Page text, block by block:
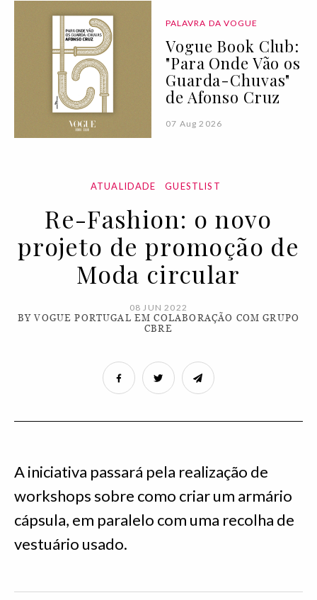
PALAVRA DA VOGUE
Vogue Book Club:
"Para Onde Vão os
Guarda-Chuvas"
de Afonso Cruz
07 Aug 2026
ATUALIDADE GUESTLIST
Re-Fashion: o novo
projeto de promoção de
Moda circular
08 JUN 2022
BY VOGUE PORTUGAL EM COLABORAÇÃO COM GRUPO
CBRE
A iniciativa passará pela realização de
workshops sobre como criar um armário
cápsula, em paralelo com uma recolha de
vestuário usado.